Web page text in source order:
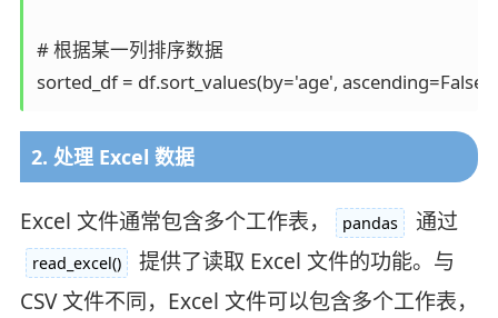
# 根据某一列排序数据
2. 处理 Excel 数据
Excel 文件通常包含多个工作表， pandas 通过
read_excel()
提供了读取 Excel 文件的功能。与
CSV 文件不同，Excel 文件可以包含多个工作表，